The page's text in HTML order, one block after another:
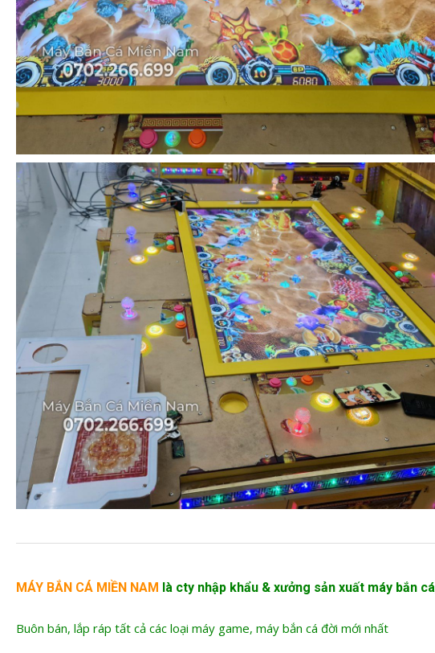
MÁY BẮN CÁ MIỀN NAM là cty nhập khẩu & xưởng sản xuất máy bắn cá
Buôn bán, lắp ráp tất cả các loại máy game, máy bắn cá đời mới nhất